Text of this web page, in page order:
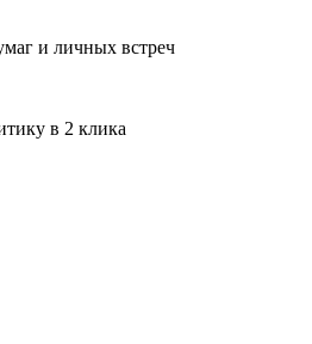
и личных встреч
в 2 клика